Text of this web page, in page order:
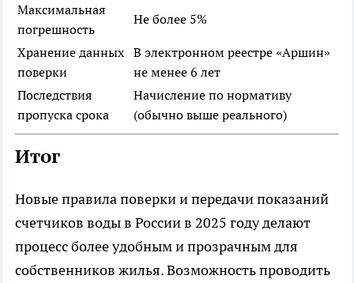
Максимальная
погрешность
Не более 5%
Хранение данных
поверки
В электронном реестре «Аршин»
не менее 6 лет
Последствия
пропуска срока
Начисление по нормативу
(обычно выше реального)
Итог
Новые правила поверки и передачи показаний
счетчиков воды в России в 2025 году делают
процесс более удобным и прозрачным для
собственников жилья. Возможность проводить